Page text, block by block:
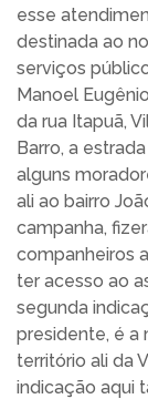
esse
destinada ao
serviços
Manoel
da rua Itapuã,
Barro, a
alguns
ali ao bairro
campanha,
companheiros
ter acesso ao
segunda
presidente, é a
território ali da
indicação aqui